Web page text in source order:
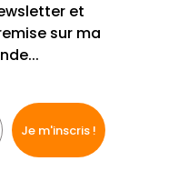
et
sur ma